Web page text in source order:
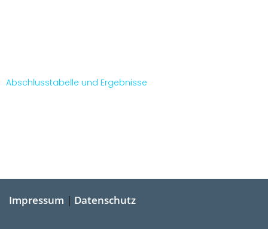
Abschlusstabelle und Ergebnisse
Impressum | Datenschutz